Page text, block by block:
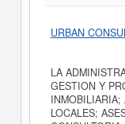
URBAN
LA
GESTION Y
INMOBILIARIA;
LOCALES;